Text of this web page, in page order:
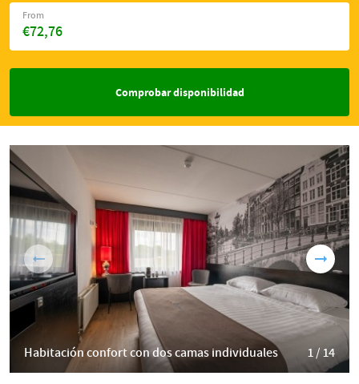
€72,76
From
Comprobar disponibilidad
Habitación confort con dos camas individuales 1 / 14